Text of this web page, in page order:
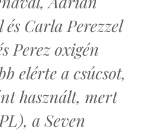
Carla Perezzel
Perez oxigén
elérte a csúcsot,
használt, mert
a Seven